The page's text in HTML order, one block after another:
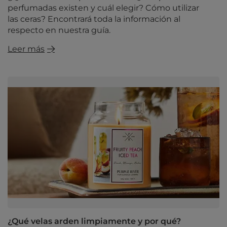
perfumadas existen y cuál elegir? Cómo utilizar
las ceras? Encontrará toda la información al
respecto en nuestra guía.
Leer más
¿Qué velas arden limpiamente y por qué?